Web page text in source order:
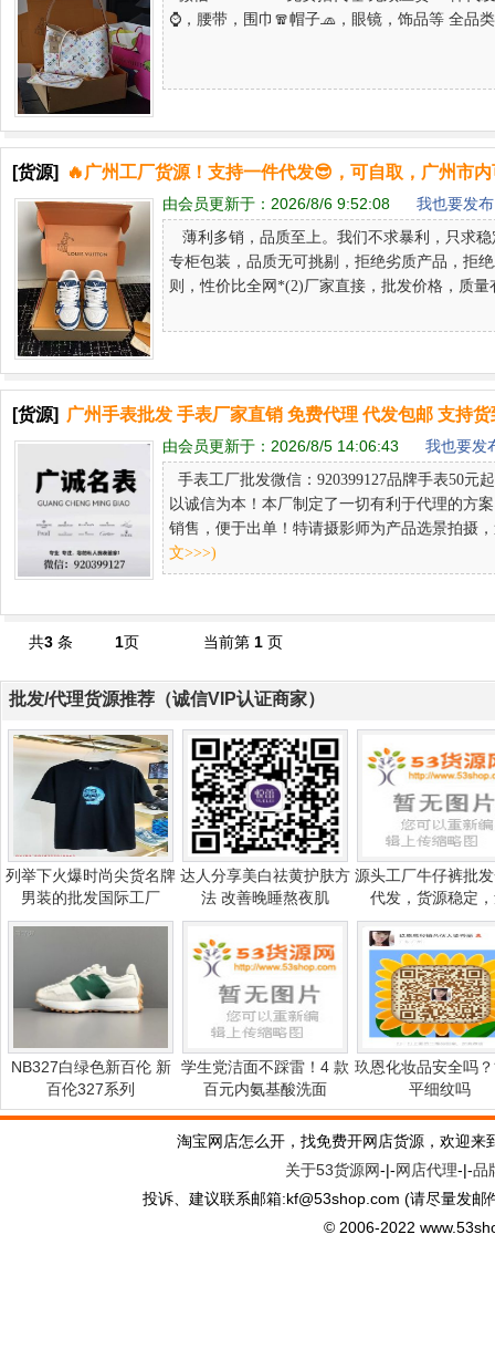
⌚️，腰带，围巾🧣帽子🧢，眼镜，饰品等 全品类
[货源] 🔥广州工厂货源！支持一件代发😎，可自取，广州市
由会员更新于： 2026/8/6 9:52:08 我也要发
薄利多销，品质至上。我们不求暴利，只求
专柜包装，品质无可挑剔，拒绝劣质产品，拒
则，性价比全网*(2)厂家直接，批发价格，质
[货源] 广州手表批发 手表厂家直销 免费代理 代发包邮 支持
由会员更新于： 2026/8/5 14:06:43 我也要发
手表工厂批发微信：920399127品牌手表50元
以诚信为本！本厂制定了一切有利于代理的方
销售，便于出单！特请摄影师为产品选景拍摄
文>>>)
共3条 1页 当前第 1 页
批发/代理货源推荐（诚信VIP认证商家）
列举下火爆时尚尖货名牌
男装的批发国际工厂
达人分享美白祛黄护肤方
法 改善晚睡熬夜肌
源头工厂牛仔裤批
代发，货源稳定
NB327白绿色新百伦 新
百伦327系列
学生党洁面不踩雷！4 款
百元内氨基酸洗面
玖恩化妆品安全吗
平细纹吗
淘宝网店怎么开，找免费开网店货源，欢迎
关于53货源网-|-网店代理-|-品
投诉、建议联系邮箱:kf@53shop.com (请尽量发
© 2006-2022